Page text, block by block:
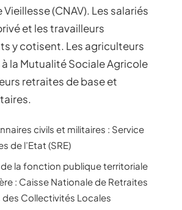
Vieillesse (CNAV). Les salariés
et les travailleurs
y cotisent. Les agriculteurs
la Mutualité Sociale Agricole
retraites de base et
civils et militaires : Service
de l’Etat (SRE)
la fonction publique territoriale
: Caisse Nationale de Retraites
Collectivités Locales